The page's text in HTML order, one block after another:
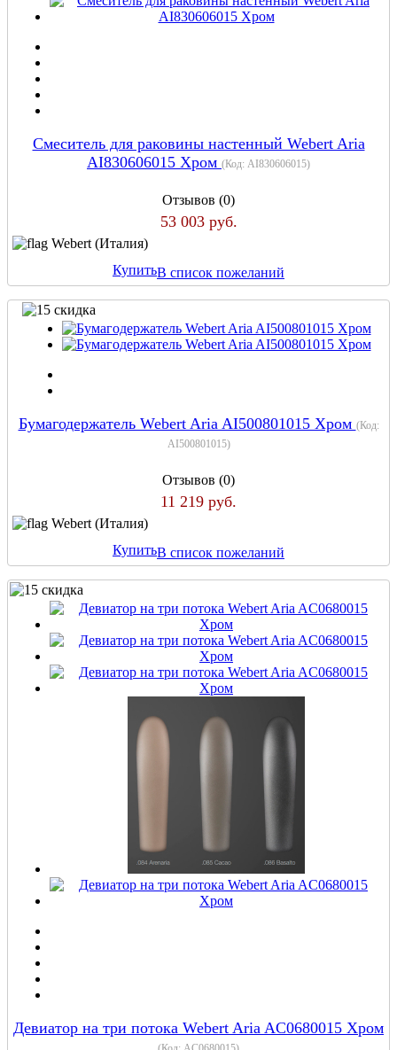
Cмеситель для раковины настенный Webert Aria
AI830606015 Хром (Код: AI830606015)
Отзывов (0)
53 003 руб.
Webert (Италия)
КупитьВ список пожеланий
Бумагодержатель Webert Aria AI500801015 Хром (Код:
AI500801015)
Отзывов (0)
11 219 руб.
Webert (Италия)
КупитьВ список пожеланий
Девиатор на три потока Webert Aria AC0680015 Хром